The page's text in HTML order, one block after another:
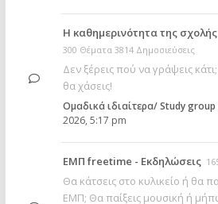
Η καθημερινότητα της σχολής
300 Θέματα 3814 Δημοσιεύσεις
Δεν ξέρεις πού να γράψεις
θα χάσεις!
Ομαδικά ιδιαίτερα/ Study group
2026, 5:17 pm
ΕΜΠ freetime - Εκδηλώσεις
Θα κάτσεις στο κυλικείο ή θα
ΕΜΠ; Θα παίξεις μουσική ή